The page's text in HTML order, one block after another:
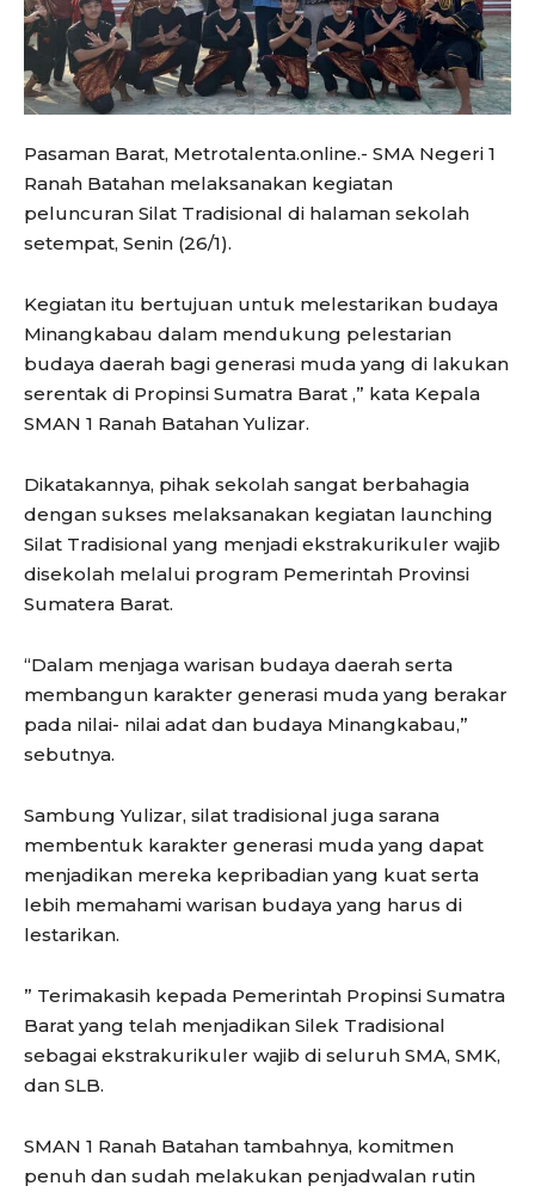
Pasaman Barat, Metrotalenta.online.- SMA Negeri 1
Ranah Batahan melaksanakan kegiatan
peluncuran Silat Tradisional di halaman sekolah
setempat, Senin (26/1).
Kegiatan itu bertujuan untuk melestarikan budaya
Minangkabau dalam mendukung pelestarian
budaya daerah bagi generasi muda yang di lakukan
serentak di Propinsi Sumatra Barat ,” kata Kepala
SMAN 1 Ranah Batahan Yulizar.
Dikatakannya, pihak sekolah sangat berbahagia
dengan sukses melaksanakan kegiatan launching
Silat Tradisional yang menjadi ekstrakurikuler wajib
disekolah melalui program Pemerintah Provinsi
Sumatera Barat.
“Dalam menjaga warisan budaya daerah serta
membangun karakter generasi muda yang berakar
pada nilai- nilai adat dan budaya Minangkabau,”
sebutnya.
Sambung Yulizar, silat tradisional juga sarana
membentuk karakter generasi muda yang dapat
menjadikan mereka kepribadian yang kuat serta
lebih memahami warisan budaya yang harus di
lestarikan.
” Terimakasih kepada Pemerintah Propinsi Sumatra
Barat yang telah menjadikan Silek Tradisional
sebagai ekstrakurikuler wajib di seluruh SMA, SMK,
dan SLB.
SMAN 1 Ranah Batahan tambahnya, komitmen
penuh dan sudah melakukan penjadwalan rutin